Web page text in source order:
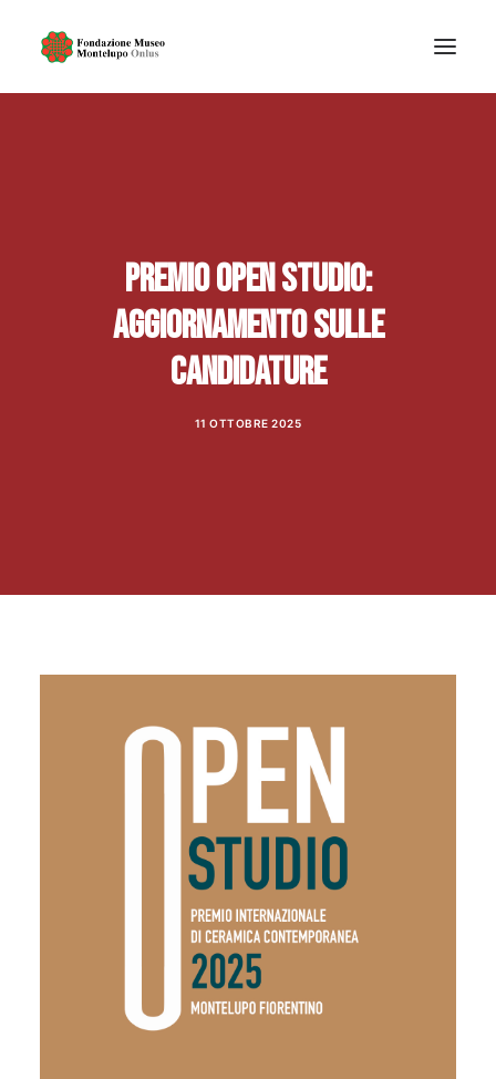
DOCUMENTI, TRASPARENZA E PRIVACY
Premio Open Studio:
aggiornamento sulle
candidature
11 OTTOBRE 2025